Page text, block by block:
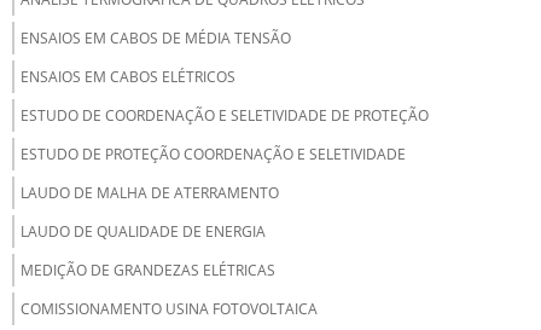
ENSAIOS EM CABOS DE MÉDIA TENSÃO
ENSAIOS EM CABOS ELÉTRICOS
ESTUDO DE COORDENAÇÃO E SELETIVIDADE DE PROTEÇÃO
ESTUDO DE PROTEÇÃO COORDENAÇÃO E SELETIVIDADE
LAUDO DE MALHA DE ATERRAMENTO
LAUDO DE QUALIDADE DE ENERGIA
MEDIÇÃO DE GRANDEZAS ELÉTRICAS
COMISSIONAMENTO USINA FOTOVOLTAICA